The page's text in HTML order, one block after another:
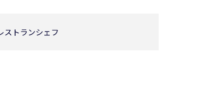
ストランシェフ